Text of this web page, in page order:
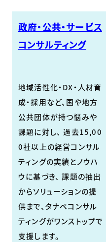
政府・公共・サービス
コンサルティング
地域活性化・DX・人材育
成・採用など、国や地方
公共団体が持つ悩みや
課題に対し、 過去15,00
0社以上の経営コンサル
ティングの実績とノウハ
ウに基づき、 課題の抽出
からソリューションの提
供まで、タナベコンサル
ティングがワンストップで
支援します。